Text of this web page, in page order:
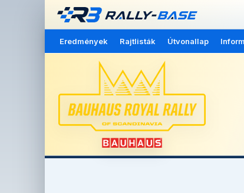
Eredmények Rajtlisták Útvonallap